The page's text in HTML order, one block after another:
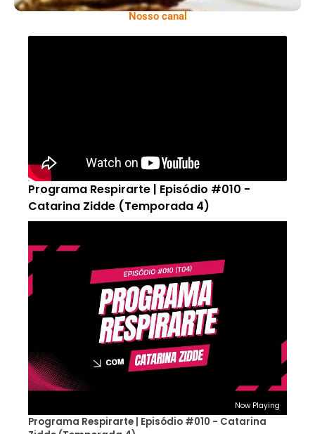
Nosso canal
Programa Respirarte | Episódio #010 -
Catarina Zidde (Temporada 4)
Now Playing
Programa Respirarte | Episódio #010 - Catarina